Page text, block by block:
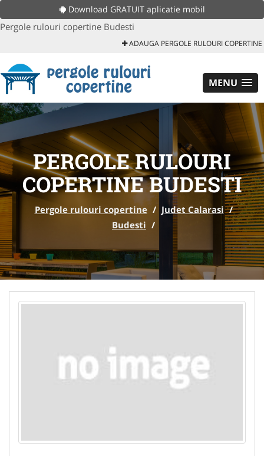
Download GRATUIT aplicatie mobil
Pergole rulouri copertine Budesti
ADAUGA PERGOLE RULOURI COPERTINE
MENU
PERGOLE RULOURI
COPERTINE BUDESTI
Pergole rulouri copertine / Judet Calarasi /
Budesti /